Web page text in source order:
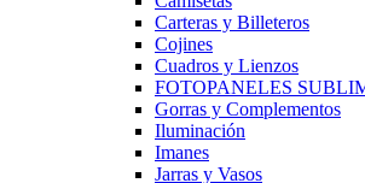
Carteras y Billeteros
Cojines
Cuadros y Lienzos
FOTOPANELES
Gorras y Complementos
Iluminación
Imanes
Jarras y Vasos